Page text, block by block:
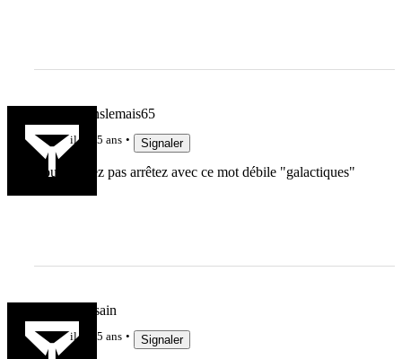
Cochondanslemais65
il y a 5 ans Signaler
Vous voulez pas arrêtez avec ce mot débile "galactiques"
RCToulousain
il y a 5 ans Signaler